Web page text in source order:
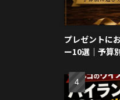
プレゼントに
ー10選｜予算